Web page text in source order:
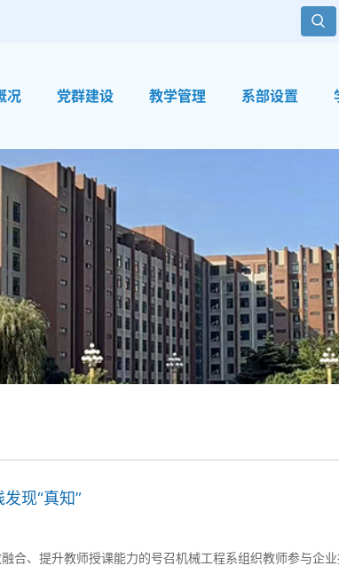
况 党群建设 教学管理 系部设置
现“真知”
合、提升教师授课能力的号召机械工程系组织教师参与企